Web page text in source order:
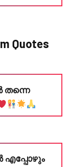
Quotes
തന്നെ
എപ്പോഴും